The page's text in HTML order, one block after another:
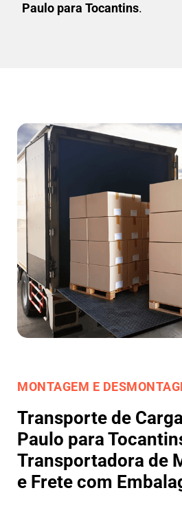
Paulo para Tocantins.
MONTAGEM E
Transporte de
Paulo para
Transportadora de
e Frete com